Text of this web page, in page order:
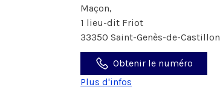
Maçon,
1 lieu-dit Friot
33350 Saint-Genès-de-Castillon
Obtenir le numéro
Plus d'infos